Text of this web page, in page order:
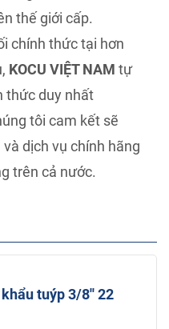
thế giới cấp.
chính thức tại hơn
KOCU VIỆT NAM tự
thức duy nhất
tôi cam kết sẽ
dịch vụ chính hãng
trên cả nước.
tuýp 3/8'' 22